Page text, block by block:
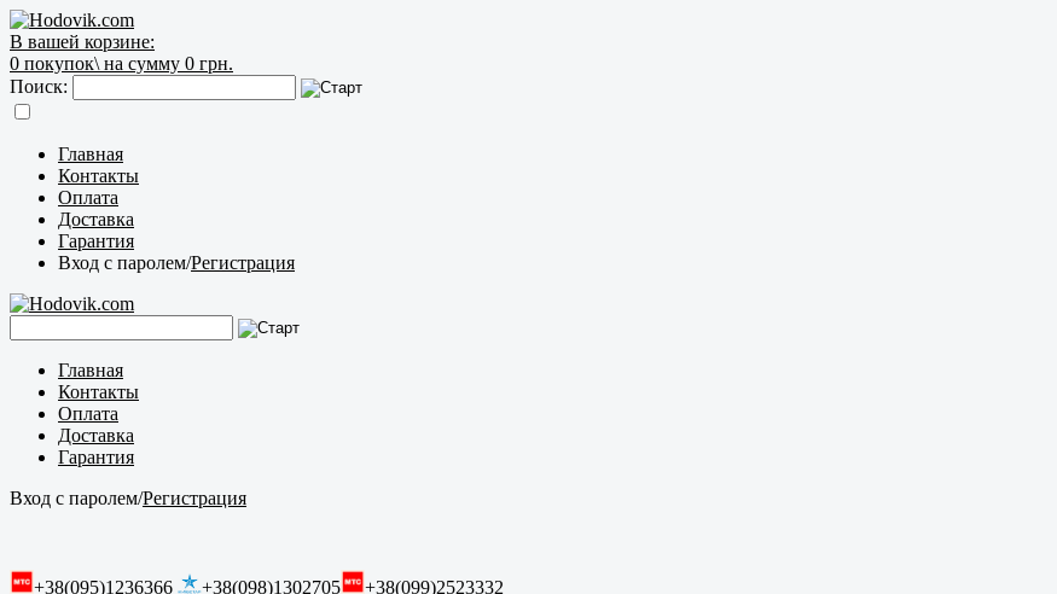
В вашей корзине:
0 покупок\ на сумму 0 грн.
Поиск:
Главная
Контакты
Оплата
Доставка
Гарантия
Вход с паролем/Регистрация
Главная
Контакты
Оплата
Доставка
Гарантия
Вход с паролем/Регистрация
+38(095)1236366 +38(098)1302705 +38(099)2523332